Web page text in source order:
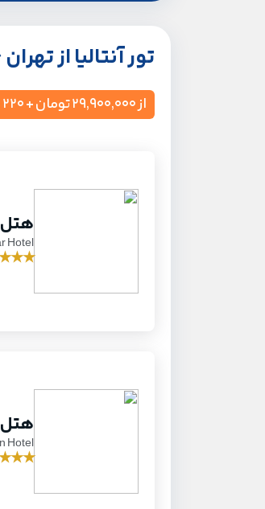
تور آنتالیا از تهران 6 شب و 7 روز
از29,900,000تومان+
220
هتل
Hotel
★
★
Hotel
★
★